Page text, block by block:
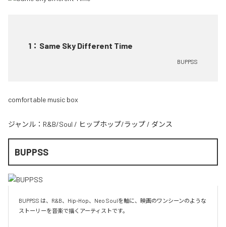
1 ： Same Sky Different Time
BUPPSS
comfortable music box
ジャンル： R&B/Soul / ヒップホップ/ラップ / ダンス
BUPPSS
BUPPSS は、R&B、Hip-Hop、Neo Soulを軸に、映画のワンシーンのような
ストーリーを音楽で描くアーティストです。